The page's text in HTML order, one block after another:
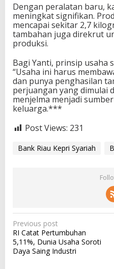
Dengan peralatan baru,
meningkat signifikan.
mencapai sekitar 2,7
tambahan juga direkrut
produksi.
Bagi Yanti, prinsip usaha
“Usaha ini harus
dan punya penghasilan
perjuangan yang dimulai
menjelma menjadi
keluarga.***
Post Views: 231
Bank Riau Kepri Syariah
P
o
s
Previous post
RI Catat Pertumbuhan
5,11%, Dunia Usaha Soroti
Daya Saing Industri